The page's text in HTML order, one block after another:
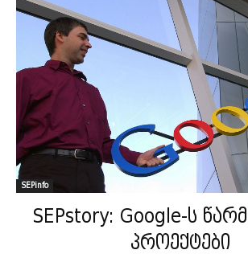
SEPinfo
SEPstory: Google-ს
პროექტები